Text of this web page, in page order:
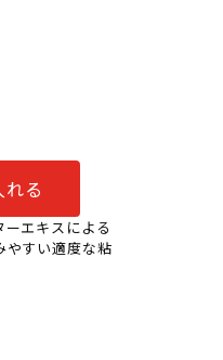
る
エキスによる
やすい適度な粘